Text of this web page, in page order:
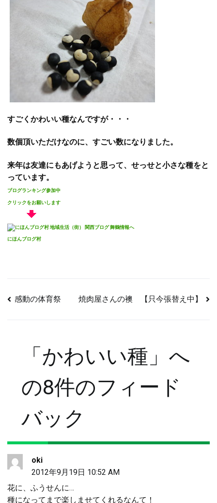
すごくかわいい種なんですが・・・
数個頂いただけなのに、すごい数になりました。
来年は友達にもあげようと思って、せっせと小さな種をと
っています。
ブログランキング参加中
クリックをお願いします
にほんブログ村
投
ビ
ゲ
ー
シ
感動の体育祭 焼肉屋さんの襖 【只今張替え中】
「 かわいい種 」へ
の8件のフィード
バック
oki
2012年9月19日 10:52 AM
花に、ふうせんに…
種になってまで楽しませてくれるなんて！